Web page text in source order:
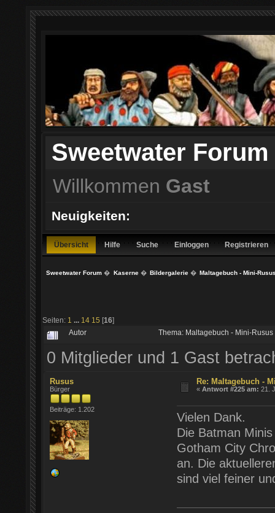
Sweetwater Forum
Willkommen Gast
Neuigkeiten:
Übersicht Hilfe Suche Einloggen Registrieren
Sweetwater Forum � Kaserne� Bildergalerie� Maltagebuch - Mini-
Seiten: 1 ... 14 15 [16]
Autor Thema: Maltagebuch - Mini-
0 Mitglieder und 1 Gast
Rusus
Bürger
Beiträge: 1.202
Re: Maltagebuch -
«Antwort #225 am: 21.
Vielen Dank.
Die Batman
Gotham City
an. Die
sind viel feiner